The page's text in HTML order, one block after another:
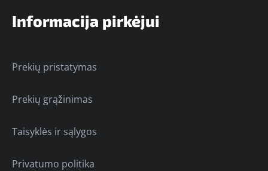
Informacija pirkėjui
Prekių pristatymas
Prekių grąžinimas
Taisyklės ir sąlygos
Privatumo politika